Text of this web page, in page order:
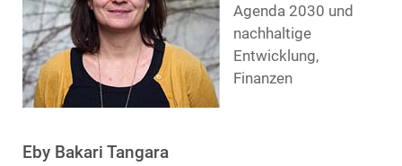
Agenda 2030 und
nachhaltige
Entwicklung,
Finanzen
Eby Bakari Tangara